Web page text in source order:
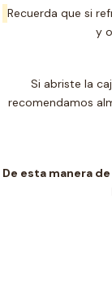
Recuerda que si
y
Si abriste la
recomendamos
De esta manera